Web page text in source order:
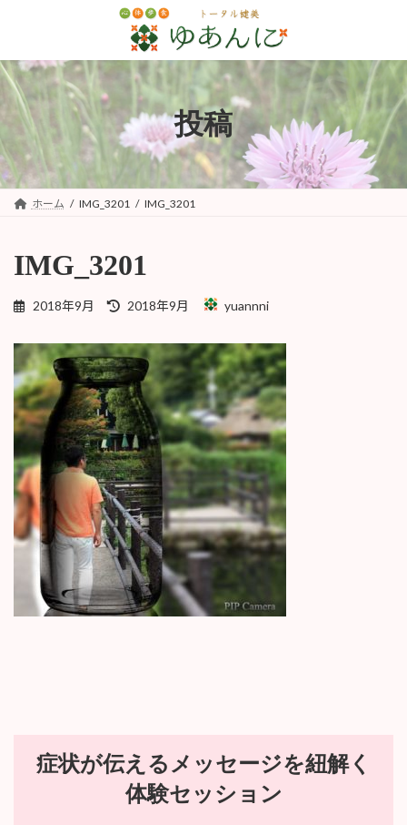
ン
ツ
キ
ッ
ー
シ
に
移
投稿
ホーム IMG_3201 IMG_3201
IMG_3201
2018年9月
最
新
日
時
:
2018年9月 yuannni
症状が伝えるメッセージを紐解く
体験セッション